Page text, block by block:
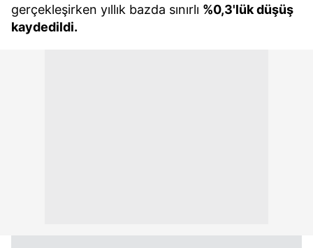
gerçekleşirken yıllık bazda sınırlı %0,3'lük düşüş
kaydedildi.